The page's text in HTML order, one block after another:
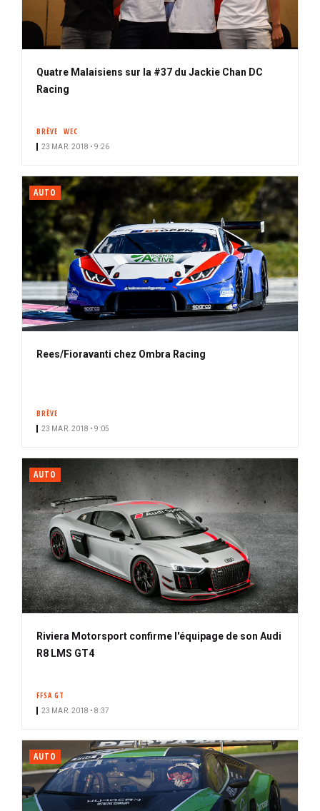
Quatre Malaisiens sur la #37 du Jackie Chan DC
Racing
BRÈVE WEC
23 MAR. 2018 • 9:26
AUTO
Rees/Fioravanti chez Ombra Racing
BRÈVE
23 MAR. 2018 • 9:05
AUTO
Riviera Motorsport confirme l'équipage de son Audi
R8 LMS GT4
FFSA GT
23 MAR. 2018 • 8:37
AUTO